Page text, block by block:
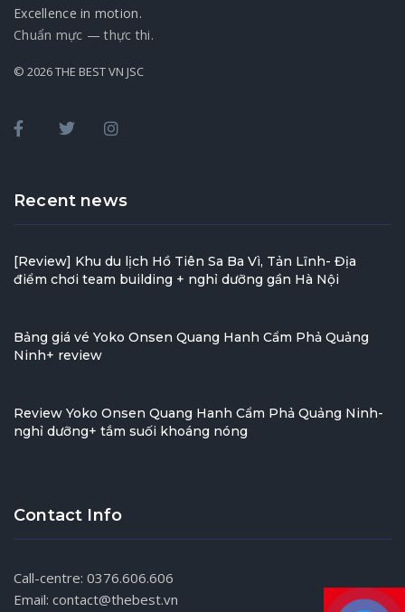
Excellence in motion.
Chuẩn mực — thực thi.
© 2026 THE BEST VN JSC
Recent news
[Review] Khu du lịch Hồ Tiên Sa Ba Vì, Tản Lĩnh- Địa
điểm chơi team building + nghỉ dưỡng gần Hà Nội
Bảng giá vé Yoko Onsen Quang Hanh Cẩm Phả Quảng
Ninh+ review
Review Yoko Onsen Quang Hanh Cẩm Phả Quảng Ninh-
nghỉ dưỡng+ tắm suối khoáng nóng
Contact Info
Call-centre: 0376.606.606
Email: contact@thebest.vn